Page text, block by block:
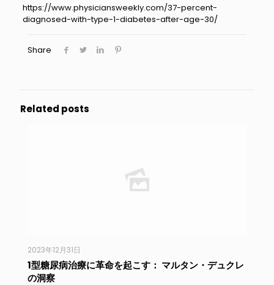
https://www.physiciansweekly.com/37-percent-
diagnosed-with-type-1-diabetes-after-age-30/
Share
Related posts
2023年12月31日
1型糖尿病治療に革命を起こす： マルタン・デュクレ
の洞察